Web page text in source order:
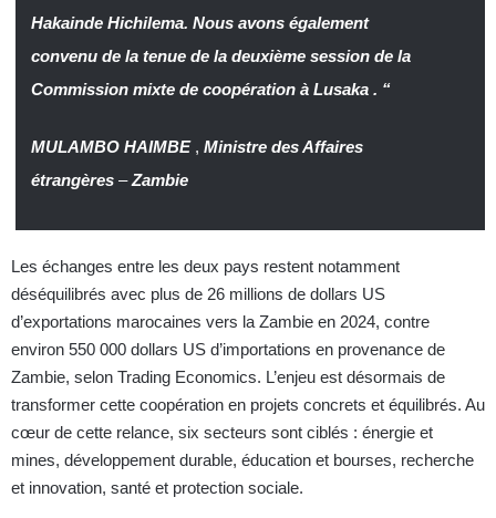
Hakainde Hichilema. Nous avons également
convenu de la tenue de la deuxième session de la
Commission mixte de coopération à Lusaka . “
MULAMBO HAIMBE , Ministre des Affaires
étrangères –Zambie
Les échanges entre les deux pays restent notamment
déséquilibrés avec plus de 26 millions de dollars US
d’exportations marocaines vers la Zambie en 2024, contre
environ 550 000 dollars US d’importations en provenance de
Zambie, selon Trading Economics. L’enjeu est désormais de
transformer cette coopération en projets concrets et équilibrés. Au
cœur de cette relance, six secteurs sont ciblés : énergie et
mines, développement durable, éducation et bourses, recherche
et innovation, santé et protection sociale.